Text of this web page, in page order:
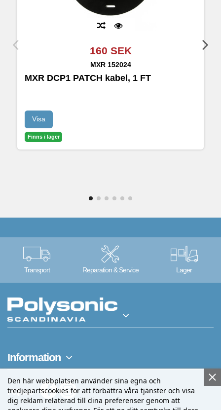
160 SEK
MXR 152024
MXR DCP1 PATCH kabel, 1 FT
Visa
Finns i lager
Transport Reparation & Service Lager
Information
Den här webbplatsen använder sina egna och
tredjepartscookies för att förbättra våra tjänster och visa
dig reklam relaterad till dina preferenser genom att
Följ oss